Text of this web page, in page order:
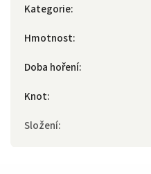
Kategorie:
Hmotnost:
Doba hoření:
Knot:
Složení: